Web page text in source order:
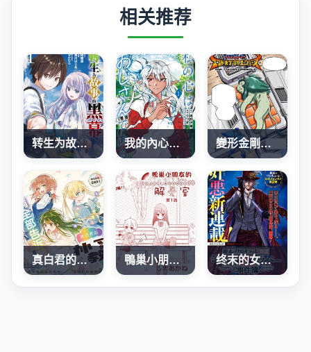
相关推荐
转生为故事幕后主谋 我的內心是大叔 變形金剛：G1宇宙之終焉
真白君的補習教室 鴨巢小朋友的解憂室 终末的女武神奇谭·开膛手杰克事件簿